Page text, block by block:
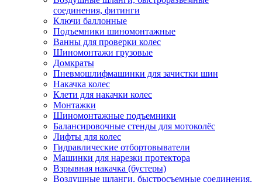
соединения, фитинги
Ключи баллонные
Подъемники шиномонтажные
Ванны для проверки колес
Шиномонтажи грузовые
Домкраты
Пневмошлифмашинки для зачистки шин
Накачка колес
Клети для накачки колес
Монтажки
Шиномонтажные подъемники
Балансировочные стенды для мотоколёс
Лифты для колес
Гидравлические отбортовыватели
Машинки для нарезки протектора
Взрывная накачка (бустеры)
Воздушные шланги, быстросъемные соединения,